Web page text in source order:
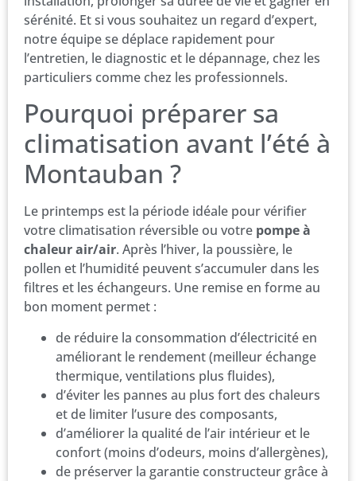
sérénité. Et si vous souhaitez un regard d’expert,
notre équipe se déplace rapidement pour
l’entretien, le diagnostic et le dépannage, chez les
particuliers comme chez les professionnels.
Pourquoi préparer sa
climatisation avant l’été à
Montauban ?
Le printemps est la période idéale pour vérifier
votre climatisation réversible ou votre pompe à
chaleur air/air. Après l’hiver, la poussière, le
pollen et l’humidité peuvent s’accumuler dans les
filtres et les échangeurs. Une remise en forme au
bon moment permet :
de réduire la consommation d’électricité en
améliorant le rendement (meilleur échange
thermique, ventilations plus fluides),
d’éviter les pannes au plus fort des chaleurs
et de limiter l’usure des composants,
d’améliorer la qualité de l’air intérieur et le
confort (moins d’odeurs, moins d’allergènes),
de préserver la garantie constructeur grâce à